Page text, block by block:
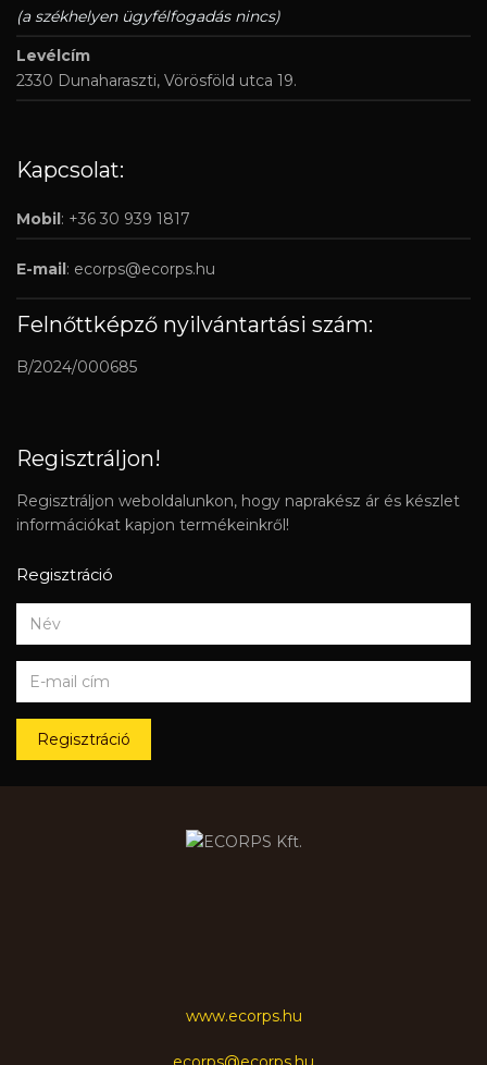
(a székhelyen ügyfélfogadás nincs)
Levélcím
2330 Dunaharaszti, Vörösföld utca 19.
Kapcsolat:
Mobil : +36 30 939 1817
E-mail : ecorps@ecorps.hu
Felnőttképző nyilvántartási szám:
B/2024/000685
Regisztráljon!
Regisztráljon weboldalunkon, hogy naprakész ár és készlet
információkat kapjon termékeinkről!
Regisztráció
Regisztráció
www.ecorps.hu